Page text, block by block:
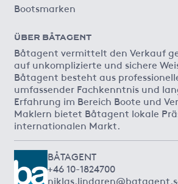
Bootsmarken
ÜBER BÅTAGENT
Båtagent vermittelt den Verkauf
auf unkomplizierte und sichere
Båtagent besteht aus
umfassender Fachkenntnis und
Erfahrung im Bereich Boote und
Maklern bietet Båtagent lokale
internationalen Markt.
BÅTAGENT
+46 10-1824700